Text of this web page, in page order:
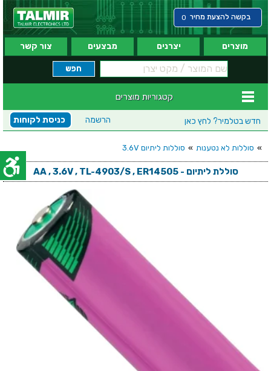
בקשה להצעת מחיר 0
מוצרים יצרנים מבצעים צור קשר
קטגוריות מוצרים
חדש בטלמיר? לחץ כאן כניסת לקוחות הרשמה
» סוללות לא נטענות » סוללות ליתיום 3.6V
סוללת ליתיום - AA , 3.6V , TL-4903/S , ER14505